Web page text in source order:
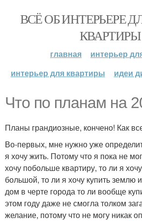
ВСЁ ОБ ИНТЕРЬЕРЕ
КВАРТИРЫ
главная
интерьер
интерьер для квартиры
идеи
Что по планам на
Планы грандиозные, кончено! Как
Во-первых, мне нужно уже
я хочу жить. Потому что я пока не
хочу побольше квартиру, то ли я
большой, то ли я хочу купить землю
дом в черте города то ли вообще
этом году даже не смогла толком
желание, потому что не могу никак